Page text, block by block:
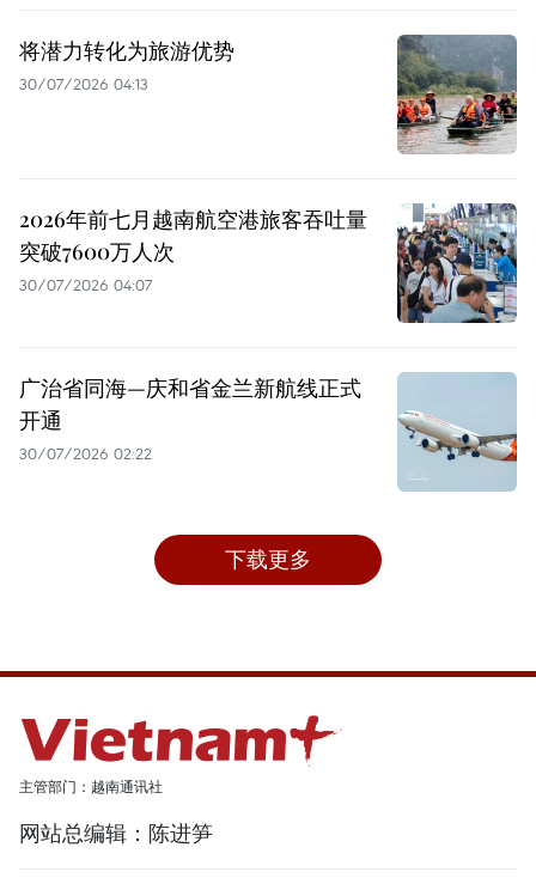
将潜力转化为旅游优势
30/07/2026 04:13
2026年前七月越南航空港旅客吞吐量
突破7600万人次
30/07/2026 04:07
广治省同海—庆和省金兰新航线正式
开通
30/07/2026 02:22
下载更多
主管部门：越南通讯社
网站总编辑：陈进笋